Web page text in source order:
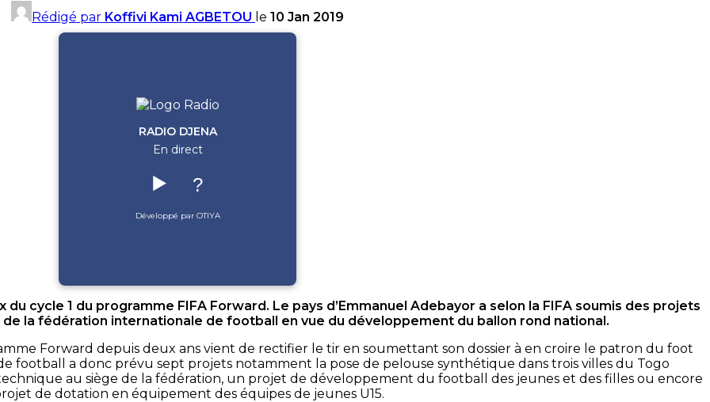
Rédigé par Koffivi Kami AGBETOU le 10 Jan 2019
RADIO DJENA
En direct
▶️ ?
Développé par OTIYA
cycle 1 du programme FIFA Forward. Le pays d’Emmanuel Adebayor a selon la FIFA soumis des projets
la fédération internationale de football en vue du développement du ballon rond national.
Forward depuis deux ans vient de rectifier le tir en soumettant son dossier à en croire le patron du foot
football a donc prévu sept projets notamment la pose de pelouse synthétique dans trois villes du Togo
au siège de la fédération, un projet de développement du football des jeunes et des filles ou encore
de dotation en équipement des équipes de jeunes U15.